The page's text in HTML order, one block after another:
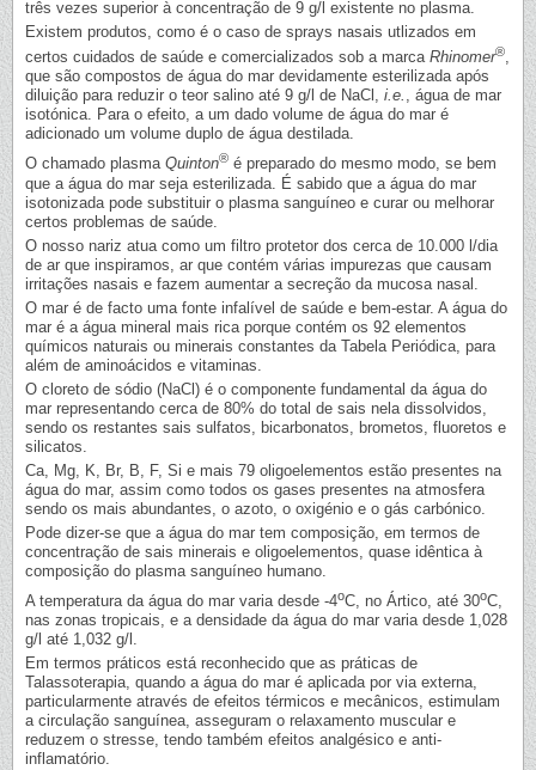
três vezes superior à concentração de 9 g/l existente no plasma.
Existem produtos, como é o caso de sprays nasais utlizados em
certos cuidados de saúde e comercializados sob a marca Rhinomer®,
que são compostos de água do mar devidamente esterilizada após
diluição para reduzir o teor salino até 9 g/l de NaCl, i.e. , água de mar
isotónica. Para o efeito, a um dado volume de água do mar é
adicionado um volume duplo de água destilada.
O chamado plasma Quinton® é preparado do mesmo modo, se bem
que a água do mar seja esterilizada. É sabido que a água do mar
isotonizada pode substituir o plasma sanguíneo e curar ou melhorar
certos problemas de saúde.
O nosso nariz atua como um filtro protetor dos cerca de 10.000 l/dia
de ar que inspiramos, ar que contém várias impurezas que causam
irritações nasais e fazem aumentar a secreção da mucosa nasal.
O mar é de facto uma fonte infalível de saúde e bem-estar. A água do
mar é a água mineral mais rica porque contém os 92 elementos
químicos naturais ou minerais constantes da Tabela Periódica, para
além de aminoácidos e vitaminas.
O cloreto de sódio (NaCl) é o componente fundamental da água do
mar representando cerca de 80% do total de sais nela dissolvidos,
sendo os restantes sais sulfatos, bicarbonatos, brometos, fluoretos e
silicatos.
Ca, Mg, K, Br, B, F, Si e mais 79 oligoelementos estão presentes na
água do mar, assim como todos os gases presentes na atmosfera
sendo os mais abundantes, o azoto, o oxigénio e o gás carbónico.
Pode dizer-se que a água do mar tem composição, em termos de
concentração de sais minerais e oligoelementos, quase idêntica à
composição do plasma sanguíneo humano.
A temperatura da água do mar varia desde -4oC, no Ártico, até 30oC,
nas zonas tropicais, e a densidade da água do mar varia desde 1,028
g/l até 1,032 g/l.
Em termos práticos está reconhecido que as práticas de
Talassoterapia, quando a água do mar é aplicada por via externa,
particularmente através de efeitos térmicos e mecânicos, estimulam
a circulação sanguínea, asseguram o relaxamento muscular e
reduzem o stresse, tendo também efeitos analgésico e anti-
inflamatório.